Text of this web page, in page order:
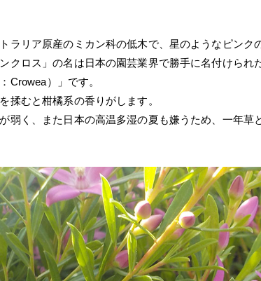
ラリア原産のミカン科の低木で、星のようなピンク
クロス」の名は日本の園芸業界で勝手に名付けられ
Crowea）」です。
揉むと柑橘系の香りがします。
弱く、また日本の高温多湿の夏も嫌うため、一年草